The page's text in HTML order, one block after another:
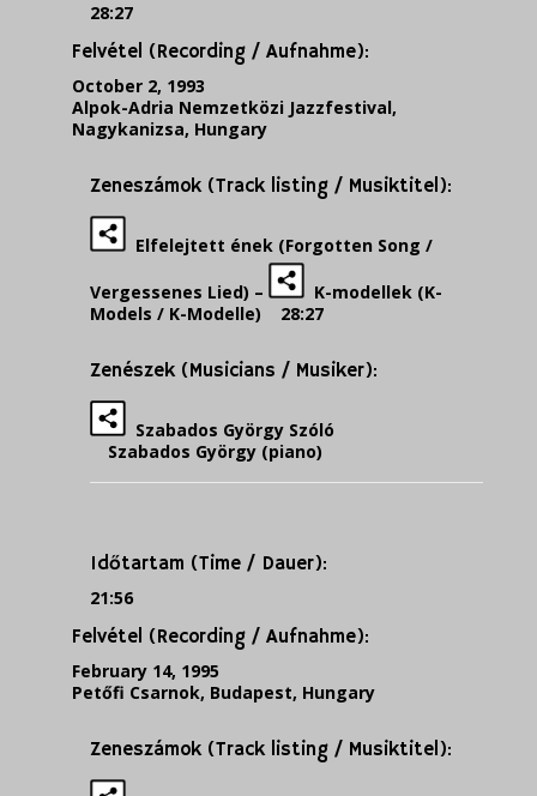
28:27
Felvétel (Recording / Aufnahme):
October 2, 1993
Alpok-Adria Nemzetközi Jazzfestival,
Nagykanizsa, Hungary
Zeneszámok (Track listing / Musiktitel):
Elfelejtett ének (Forgotten Song /
Vergessenes Lied) –
K-modellek (K-
Models / K-Modelle) 28:27
Zenészek (Musicians / Musiker):
Szabados György Szóló
Szabados György (piano)
Időtartam (Time / Dauer):
21:56
Felvétel (Recording / Aufnahme):
February 14, 1995
Petőfi Csarnok, Budapest, Hungary
Zeneszámok (Track listing / Musiktitel):